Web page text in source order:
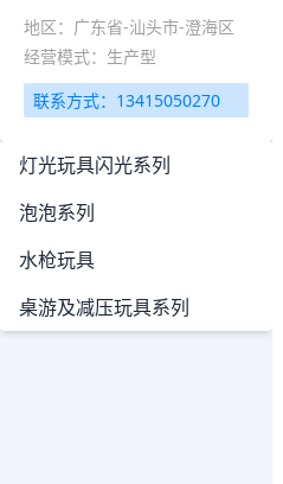
地区：广东省-汕头市-澄海区
经营模式：生产型
联系方式：13415050270
灯光玩具闪光系列
泡泡系列
水枪玩具
桌游及减压玩具系列